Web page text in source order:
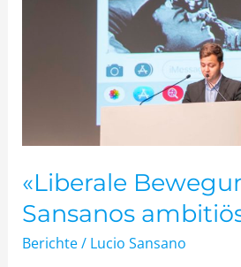
«Liberale
Sansanos
Berichte/ Lucio Sansano